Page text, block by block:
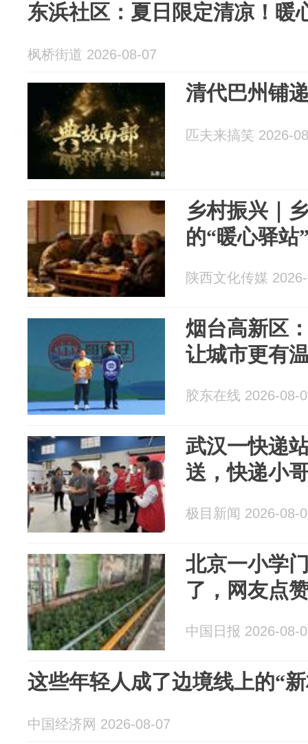
东浜社区：夏日限定清凉！暖
枫桥街道 2026-08-07
清代巴州铺
匹夫来搞笑 2026-
乡村振兴｜
的“暖心驿站
陕西文化传媒
烟台高新区
让城市更有
胶东在线 2026-08-
武汉一快递
送，快递小
极目新闻 2026-08-
北京一小学
了，网友点
中国日报 2026-08-
这些年轻人成了边境线上的“
中国经济网 2026-08-07